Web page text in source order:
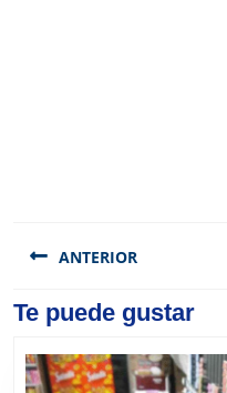
de
ANTERIOR
Previous
Te puede gustar